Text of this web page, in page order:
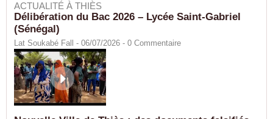
ACTUALITÉ À THIÈS
Délibération du Bac 2026 – Lycée Saint-Gabriel
(Sénégal)
Lat Soukabé Fall - 06/07/2026 - 0 Commentaire